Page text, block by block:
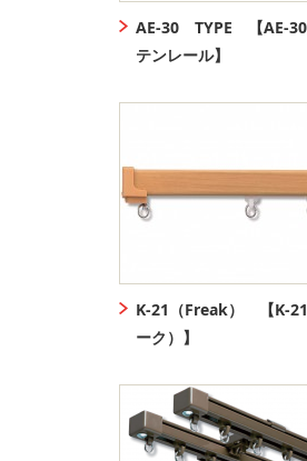
AE-30 TYPE 【AE-30
テンレール】
K-21（Freak） 【K-21
ーク）】